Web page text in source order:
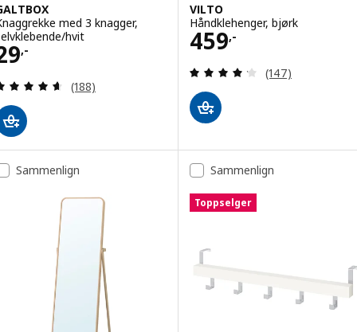
med 3 knagger,
hvit
,- 29,-
Gjennomgang: 4.6 av 5 stjerner. Samlede
(188)
VILTO
Håndklehenger, bjørk
459,-
Pris 459,-
Gjennomgang:
(147)
Sammenlign Sammenlign
Toppselger